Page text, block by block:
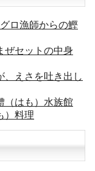
ロ漁師からの鰹
ぜセットの中身
、えさを吐き出し
（はも）水族館
）料理